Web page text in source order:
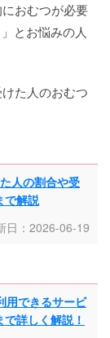
おむつが必要
とお悩みの人
た人のおむつ
人の割合や受
で解説
日：2026-06-19
用できるサービ
詳しく解説！